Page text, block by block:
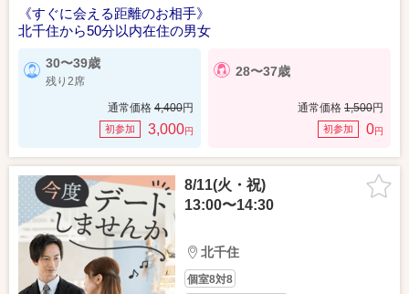
《すぐに会える距離のお相手》
北千住から50分以内在住の男女
30〜39歳
残り2席
通常価格 4,400円
初参加 3,000円
28〜37歳
通常価格 1,500円
初参加 0円
8/11(火・祝)
13:00〜14:30
北千住
個室8対8